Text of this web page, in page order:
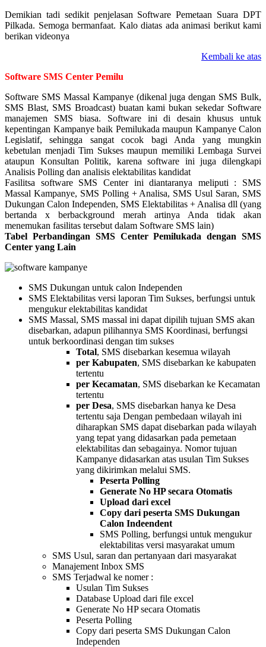
Demikian tadi sedikit penjelasan Software Pemetaan Suara DPT
Pilkada. Semoga bermanfaat. Kalo diatas ada animasi berikut kami
berikan videonya
Kembali ke atas
Software SMS Center Pemilu
Software SMS Massal Kampanye (dikenal juga dengan SMS Bulk,
SMS Blast, SMS Broadcast) buatan kami bukan sekedar Software
manajemen SMS biasa. Software ini di desain khusus untuk
kepentingan Kampanye baik Pemilukada maupun Kampanye Calon
Legislatif, sehingga sangat cocok bagi Anda yang mungkin
kebetulan menjadi Tim Sukses maupun memiliki Lembaga Survei
ataupun Konsultan Politik, karena software ini juga dilengkapi
Analisis Polling dan analisis elektabilitas kandidat
Fasilitsa software SMS Center ini diantaranya meliputi : SMS
Massal Kampanye, SMS Polling + Analisa, SMS Usul Saran, SMS
Dukungan Calon Independen, SMS Elektabilitas + Analisa dll (yang
bertanda x berbackground merah artinya Anda tidak akan
menemukan fasilitas tersebut dalam Software SMS lain)
Tabel Perbandingan SMS Center Pemilukada dengan SMS
Center yang Lain
SMS Dukungan untuk calon Independen
SMS Elektabilitas versi laporan Tim Sukses, berfungsi untuk
mengukur elektabilitas kandidat
SMS Massal, SMS massal ini dapat dipilih tujuan SMS akan
disebarkan, adapun pilihannya SMS Koordinasi, berfungsi
untuk berkoordinasi dengan tim sukses
Total, SMS disebarkan kesemua wilayah
per Kabupaten, SMS disebarkan ke kabupaten
tertentu
per Kecamatan, SMS disebarkan ke Kecamatan
tertentu
per Desa, SMS disebarkan hanya ke Desa
tertentu saja Dengan pembedaan wilayah ini
diharapkan SMS dapat disebarkan pada wilayah
yang tepat yang didasarkan pada pemetaan
elektabilitas dan sebagainya. Nomor tujuan
Kampanye didasarkan atas usulan Tim Sukses
yang dikirimkan melalui SMS.
Peserta Polling
Generate No HP secara Otomatis
Upload dari excel
Copy dari peserta SMS Dukungan
Calon Indeendent
SMS Polling, berfungsi untuk mengukur
elektabilitas versi masyarakat umum
SMS Usul, saran dan pertanyaan dari masyarakat
Manajement Inbox SMS
SMS Terjadwal ke nomer :
Usulan Tim Sukses
Database Upload dari file excel
Generate No HP secara Otomatis
Peserta Polling
Copy dari peserta SMS Dukungan Calon
Independen